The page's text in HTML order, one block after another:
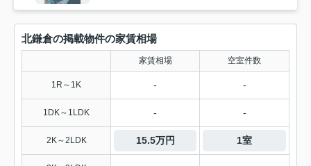
北鎌倉の掲載物件の家賃相場
家賃相場 空室件数
1R～1K - -
1DK～1LDK - -
2K～2LDK 15.5万円 1室